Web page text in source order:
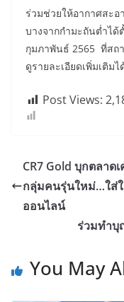
ร่วมช่วยให้อากาศสะ
บางจากกำมะถันต่ำได้
กุมภาพันธ์ 2565 ที่สถ
ดูรายละเอียดเพิ่มเติมไ
Post Views:
CR7 Gold บุกตลาด
กลุ่มคนรุ่นใหม่…ใส่
ออนไลน์
ร่วมทำบุ
You May